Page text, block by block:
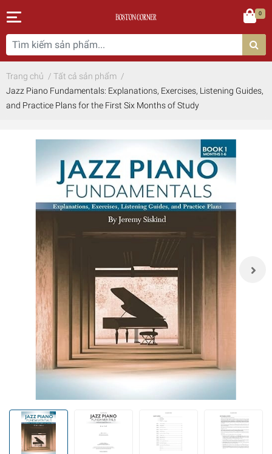
0
Trang chủ / Tất cả sản phẩm /
Jazz Piano Fundamentals: Explanations, Exercises, Listening Guides,
and Practice Plans for the First Six Months of Study